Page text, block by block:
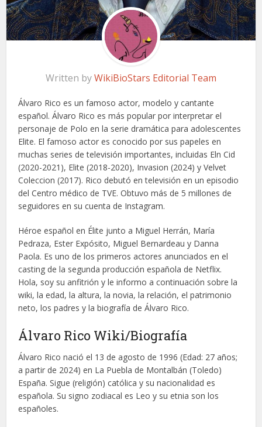
Written byWikiBioStars Editorial Team
Álvaro Rico es un famoso actor, modelo y cantante
español. Álvaro Rico es más popular por interpretar el
personaje de Polo en la serie dramática para adolescentes
Elite. El famoso actor es conocido por sus papeles en
muchas series de televisión importantes, incluidas Eln Cid
(2020-2021), Elite (2018-2020), Invasion (2024) y Velvet
Coleccion (2017). Rico debutó en televisión en un episodio
del Centro médico de TVE. Obtuvo más de 5 millones de
seguidores en su cuenta de Instagram.
Héroe español en Élite junto a Miguel Herrán, María
Pedraza, Ester Expósito, Miguel Bernardeau y Danna
Paola. Es uno de los primeros actores anunciados en el
casting de la segunda producción española de Netflix.
Hola, soy su anfitrión y le informo a continuación sobre la
wiki, la edad, la altura, la novia, la relación, el patrimonio
neto, los padres y la biografía de Álvaro Rico.
Álvaro Rico Wiki/Biografía
Álvaro Rico nació el 13 de agosto de 1996 (Edad: 27 años;
a partir de 2024) en La Puebla de Montalbán (Toledo)
España. Sigue (religión) católica y su nacionalidad es
española. Su signo zodiacal es Leo y su etnia son los
españoles.